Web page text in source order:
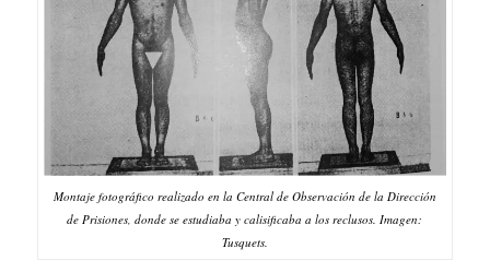
Montaje fotográfico realizado en la Central de Observación de la Dirección
de Prisiones, donde se estudiaba y calisificaba a los reclusos. Imagen:
Tusquets.